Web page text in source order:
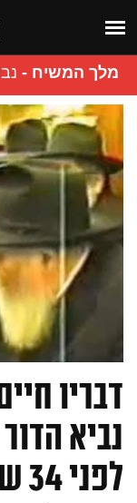
מלך המשיח -
דבריו
נביא
לפני 34 שנה